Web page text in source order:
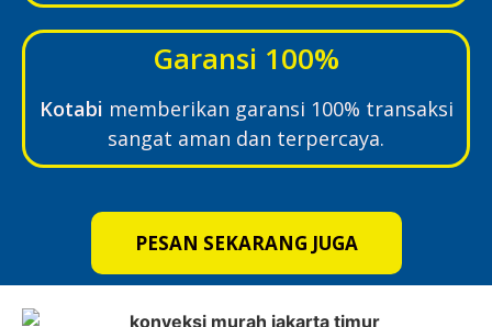
Garansi 100%
Kotabi memberikan garansi 100% transaksi
sangat aman dan terpercaya.
PESAN SEKARANG JUGA